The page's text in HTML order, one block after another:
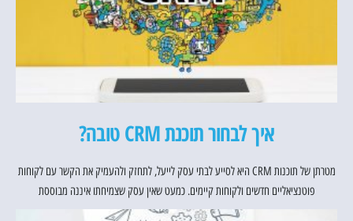
איך לבחור תוכנת CRM טובה?
מטרתן של תוכנות CRM היא לסייע לבתי עסק לייעל, לתחזק ולהעמיק את הקשר עם לקוחות
פוטנציאליים חדשים ולקוחות קיימים. כמעט שאין עסק שצמיחתו איננה מבוססת